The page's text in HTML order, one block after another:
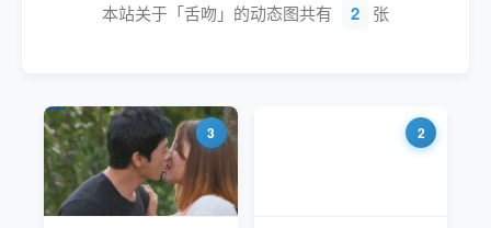
本站关于「舌吻」的动态图共有 2 张
3 2